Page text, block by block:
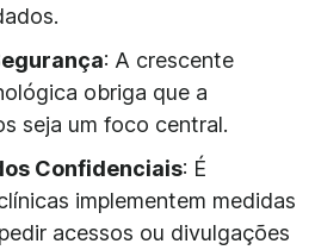
: A crescente
obriga que a
seja um foco central.
Confidenciais: É
implementem medidas
acessos ou divulgações